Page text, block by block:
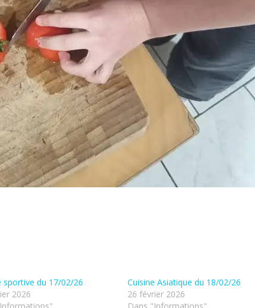
sportive du 17/02/26
2026
Cuisine Asiatique du 18/02/26
26 février 2026